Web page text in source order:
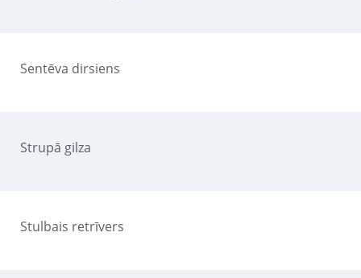
Sentēva dirsiens
Strupā gilza
Stulbais retrīvers